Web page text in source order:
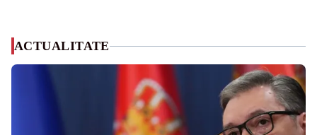
ACTUALITATE